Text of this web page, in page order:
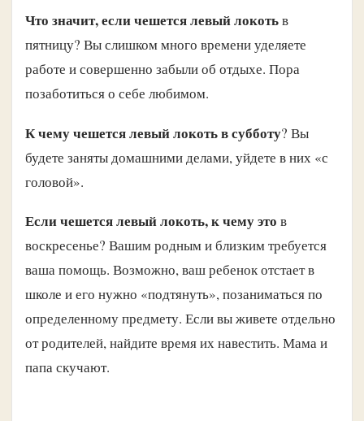
Что значит, если чешется левый локотьв
пятницу? Вы слишком много времени уделяете
работе и совершенно забыли об отдыхе. Пора
позаботиться о себе любимом.
К чему чешется левый локоть в субботу? Вы
будете заняты домашними делами, уйдете в них «с
головой».
Если чешется левый локоть, к чему это в
воскресенье? Вашим родным и близким требуется
ваша помощь. Возможно, ваш ребенок отстает в
школе и его нужно «подтянуть», позаниматься по
определенному предмету. Если вы живете отдельно
от родителей, найдите время их навестить. Мама и
папа скучают.